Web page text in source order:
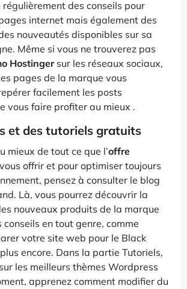
des conseils pour
internet mais également des
nouveautés disponibles sur sa
Même si vous ne trouverez pas
Hostingersur les réseaux sociaux,
pages de la marque vous
facilement les posts
vous faire profiter au mieux .
et des tutoriels gratuits
mieux de tout ce que l’offre
offrir et pour optimiser toujours
pensez à consulter le blog
Là, vous pourrez découvrir la
nouveaux produits de la marque
conseils en tout genre, comme
votre site web pour le Black
encore. Dans la partie Tutoriels,
les meilleurs thèmes Wordpress
apprenez comment modifier du